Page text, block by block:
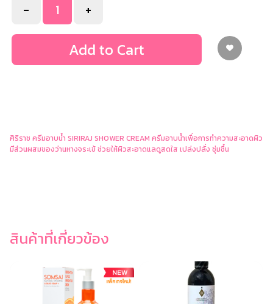
- +
Add to Cart
ศิริราช ครีมอาบน้ำ SIRIRAJ SHOWER CREAM ครีมอาบน้ำเพื่อการทำความสะอาดผิว
มีส่วนผสมของว่านหางจระเข้ ช่วยให้ผิวสะอาดแลดูสดใส เปล่งปลั่ง ชุ่มชื้น
สินค้าที่เกี่ยวข้อง